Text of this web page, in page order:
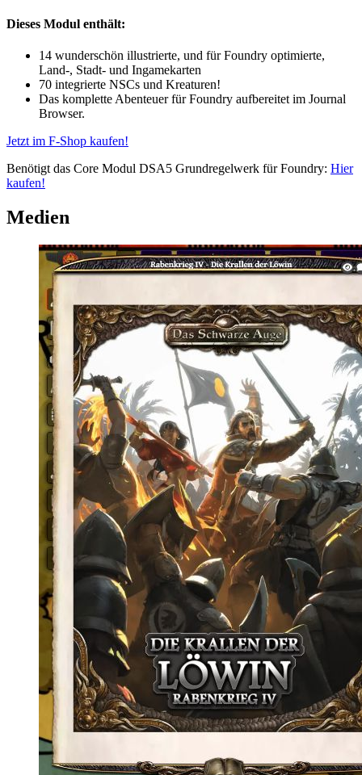
Dieses Modul enthält:
14 wunderschön illustrierte, und für Foundry optimierte,
Land-, Stadt- und Ingamekarten
70 integrierte NSCs und Kreaturen!
Das komplette Abenteuer für Foundry aufbereitet im Journal
Browser.
Jetzt im F-Shop kaufen!
Benötigt das Core Modul DSA5 Grundregelwerk für Foundry: Hier
kaufen!
Medien